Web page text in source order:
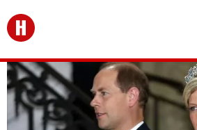
Перейти на главную